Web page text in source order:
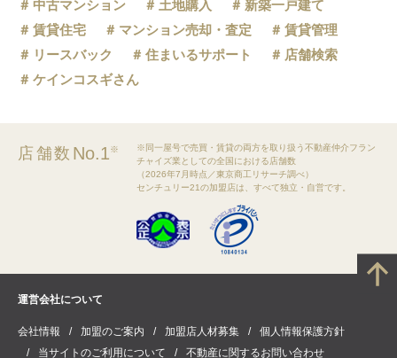
中古マンション
土地購入
新築一戸建て
賃貸住宅
マンション売却・査定
賃貸管理
リースバック
住まいるサポート
店舗検索
ケインコスギさん
店舗数 No.1※
※同一屋号で売買・賃貸の両方を取り扱う不動産仲介フラン
チャイズ業としての全国における店舗数
（2026年7月時点／東京商工リサーチ調べ）
センチュリー21の加盟店は、すべて独立・自営です。
運営会社について
会社情報 加盟のご案内 加盟店人材募集
個人情報保護方針
当サイトのご利用について
不動産に関するお問い合わせ